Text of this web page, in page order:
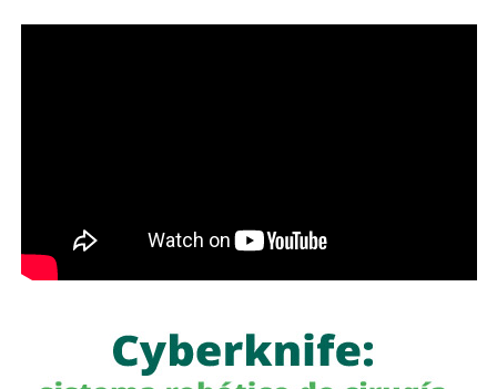
García Cázaresllamó a la ciudadanía a denunciar
cualquier conducta irregular y aclaró que el llamado no se
“apertura total” de la dependencia para recibir esas